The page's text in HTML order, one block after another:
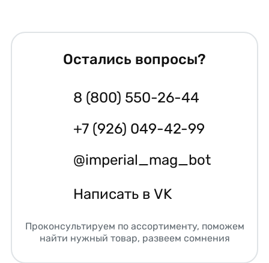
Остались вопросы?
8 (800) 550-26-44
+7 (926) 049-42-99
@imperial_mag_bot
Написать в VK
Проконсультируем по ассортименту, поможем
найти нужный товар, развеем сомнения